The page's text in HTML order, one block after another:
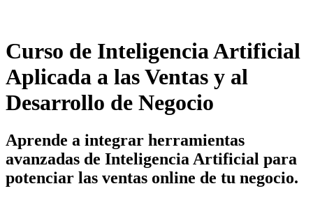
Curso de Inteligencia Artificial
Aplicada a las Ventas y al
Desarrollo de Negocio
Aprende a integrar herramientas
avanzadas de Inteligencia Artificial para
potenciar las ventas online de tu negocio.